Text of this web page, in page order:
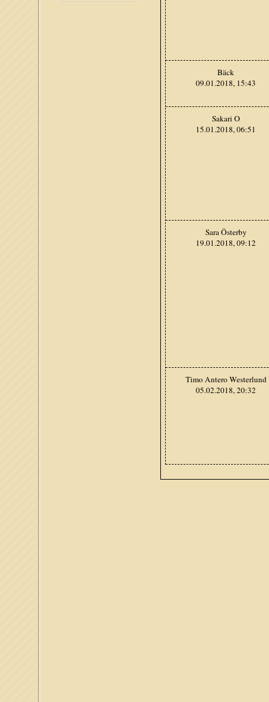
Bäck
09.01.2018, 15:43
Sakari O
15.01.2018, 06:51
Sara Österby
19.01.2018, 09:12
Timo Antero Westerlund
05.02.2018, 20:32